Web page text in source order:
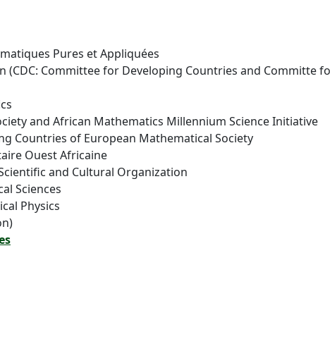
Pures et Appliquées
(CDC: Committee for Developing Countries and Committe
and African Mathematics Millennium Science Initiative
Countries of European Mathematical Society
Ouest Africaine
and Cultural Organization
Sciences
Physics